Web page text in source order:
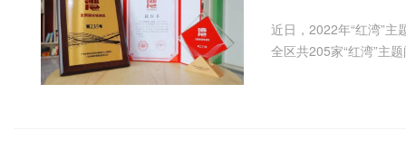
近日，2022年“红湾”主
全区共205家“红湾”